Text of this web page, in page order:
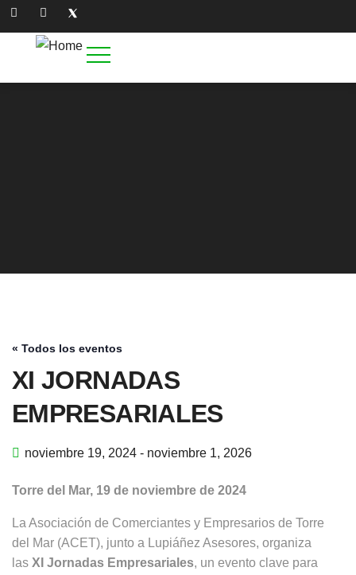
XI JORNADAS
EMPRESARIALES
noviembre 19, 2024 - noviembre 1, 2026
Torre del Mar, 19 de noviembre de 2024
La Asociación de Comerciantes y Empresarios de Torre
del Mar (ACET), junto a Lupiáñez Asesores, organiza
las XI Jornadas Empresariales, un evento clave para